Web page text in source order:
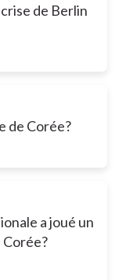
de Berlin
de Corée?
a joué un